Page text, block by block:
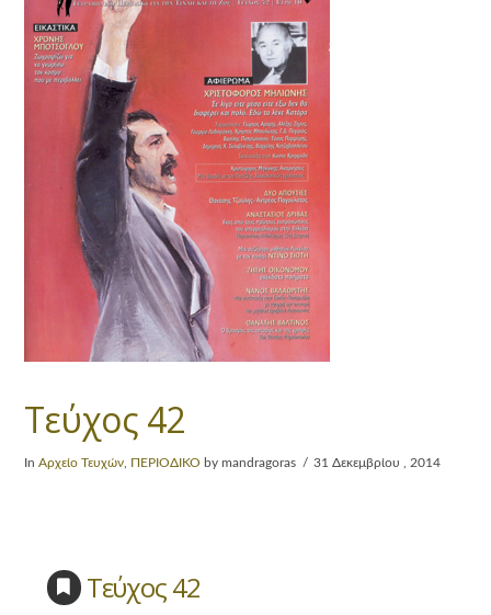
Τεύχος 42
InΑρχείο Τευχών ΠΕΡΙΟΔΙΚΟ by mandragoras 31 Δεκεμβρίου , 2014
Τεύχος 42